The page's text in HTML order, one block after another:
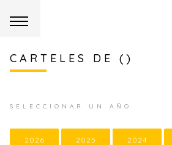
CARTELES DE ()
SELECCIONAR UN AÑO
2026 2025 2024